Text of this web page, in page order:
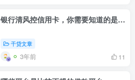
银行清风控信用卡，你需要知道的是…
干贷文章
3年前 11